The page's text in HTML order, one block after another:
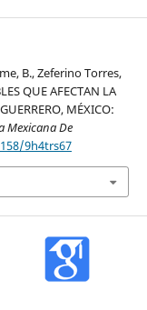
B., Zeferino Torres,
QUE AFECTAN LA
MÉXICO:
Mexicana De
9h4trs67